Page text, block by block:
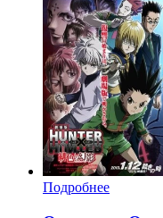
Подробнее